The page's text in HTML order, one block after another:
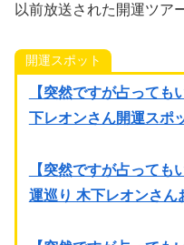
以前放送された開運ツア
開運スポット
【突然ですが占っても
下レオンさん開運スポ
【突然ですが占っても
運巡り 木下レオンさん